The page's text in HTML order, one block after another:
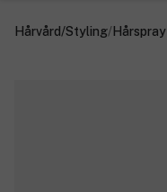
Hårvård/Styling/Hårspray